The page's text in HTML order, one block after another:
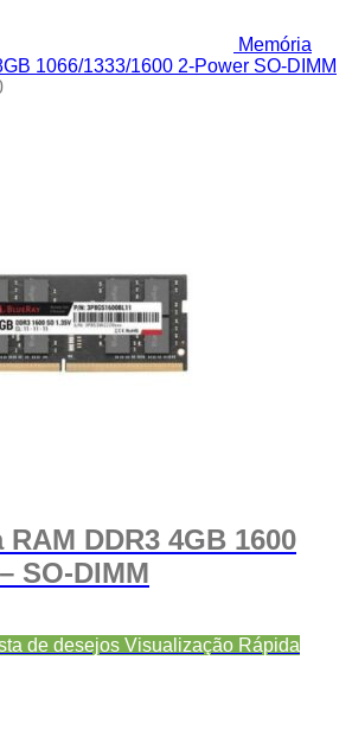
Memória
1066/1333/1600 2-Power SO-DIMM
RAM DDR3 4GB 1600
SO-DIMM
de desejos Visualização Rápida